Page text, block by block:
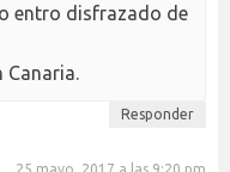
entro disfrazado de
Canaria.
Responder